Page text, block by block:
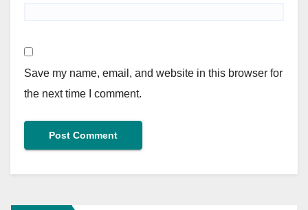
Save my name, email, and website in this browser for
the next time I comment.